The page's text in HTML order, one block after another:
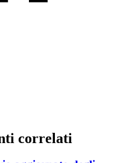
correlati